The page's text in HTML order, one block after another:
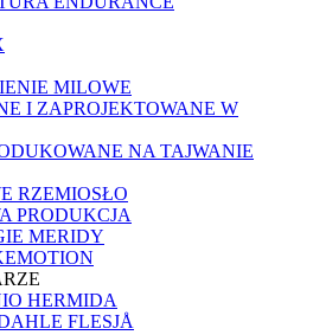
MILOWE
I ZAPROJEKTOWANE W
NA TAJWANIE
RZEMIOSŁO
PRODUKCJA
MERIDY
HERMIDA
FLESJÅ